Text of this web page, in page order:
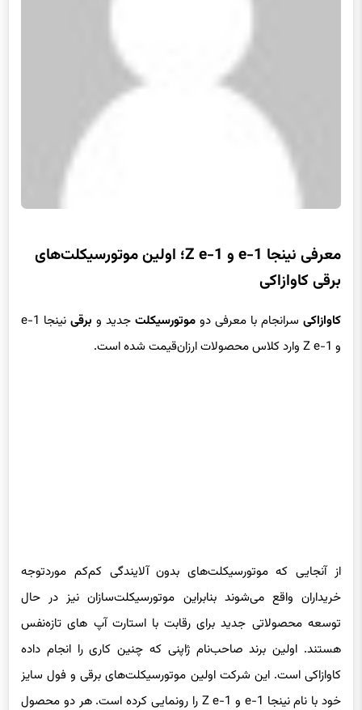
کاوازاکیسرانجام با معرفی دوموتورسیکلتجدید و
از آنجایی که موتورسیکلت‌های بدون آلایندگی کم‌کم موردتوجه
خریداران واقع می‌شوند بنابراین موتورسیکلت‌سازان نیز در حال
توسعه محصولاتی جدید برای رقابت با استارت آپ های تازه‌نفس
هستند. اولین برند صاحب‌نام ژاپنی که چنین کاری را انجام داده
کاوازاکی است. این شرکت اولین موتورسیکلت‌های برقی و فول سایز